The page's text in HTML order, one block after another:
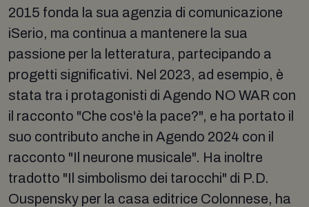
2015 fonda la sua agenzia di comunicazione
iSerio, ma continua a mantenere la sua
passione per la letteratura, partecipando a
progetti significativi. Nel 2023, ad esempio, è
stata tra i protagonisti di Agendo NO WAR con
il racconto "Che cos'è la pace?", e ha portato il
suo contributo anche in Agendo 2024 con il
racconto "Il neurone musicale". Ha inoltre
tradotto "Il simbolismo dei tarocchi" di P.D.
Ouspensky per la casa editrice Colonnese, ha